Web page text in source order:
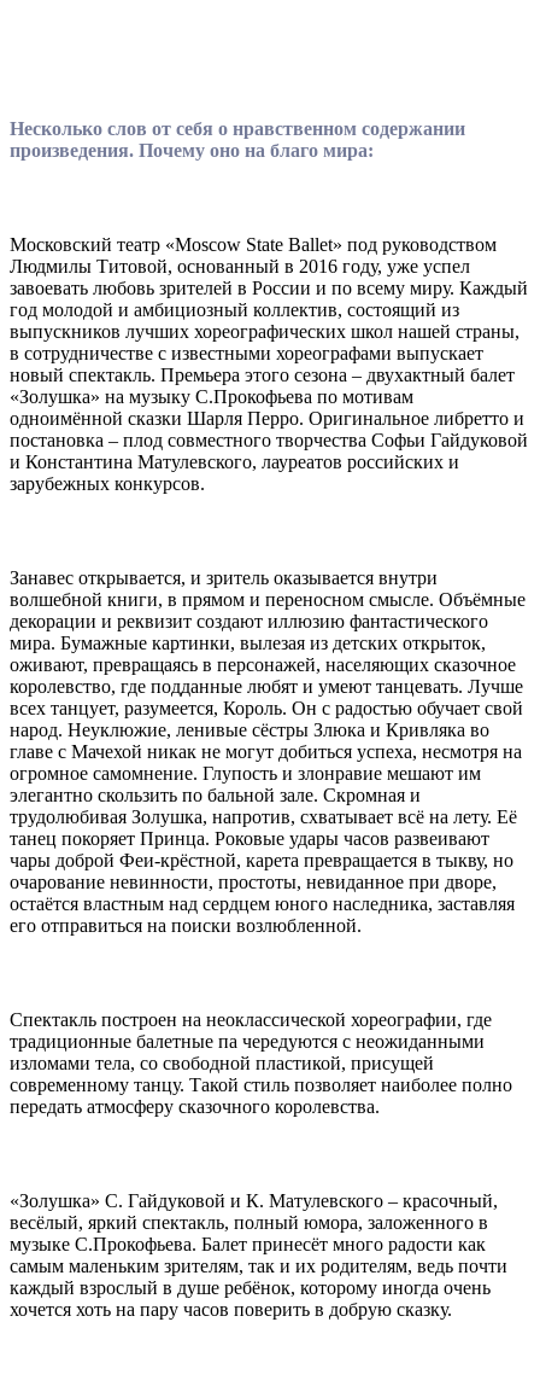
Несколько слов от себя о нравственном содержании
произведения. Почему оно на благо мира:
Московский театр «Moscow State Ballet» под руководством
Людмилы Титовой, основанный в 2016 году, уже успел
завоевать любовь зрителей в России и по всему миру. Каждый
год молодой и амбициозный коллектив, состоящий из
выпускников лучших хореографических школ нашей страны,
в сотрудничестве с известными хореографами выпускает
новый спектакль. Премьера этого сезона – двухактный балет
«Золушка» на музыку С.Прокофьева по мотивам
одноимённой сказки Шарля Перро. Оригинальное либретто и
постановка – плод совместного творчества Софьи Гайдуковой
и Константина Матулевского, лауреатов российских и
зарубежных конкурсов.
Занавес открывается, и зритель оказывается внутри
волшебной книги, в прямом и переносном смысле. Объёмные
декорации и реквизит создают иллюзию фантастического
мира. Бумажные картинки, вылезая из детских открыток,
оживают, превращаясь в персонажей, населяющих сказочное
королевство, где подданные любят и умеют танцевать. Лучше
всех танцует, разумеется, Король. Он с радостью обучает свой
народ. Неуклюжие, ленивые сёстры Злюка и Кривляка во
главе с Мачехой никак не могут добиться успеха, несмотря на
огромное самомнение. Глупость и злонравие мешают им
элегантно скользить по бальной зале. Скромная и
трудолюбивая Золушка, напротив, схватывает всё на лету. Её
танец покоряет Принца. Роковые удары часов развеивают
чары доброй Феи-крёстной, карета превращается в тыкву, но
очарование невинности, простоты, невиданное при дворе,
остаётся властным над сердцем юного наследника, заставляя
его отправиться на поиски возлюбленной.
Спектакль построен на неоклассической хореографии, где
традиционные балетные па чередуются с неожиданными
изломами тела, со свободной пластикой, присущей
современному танцу. Такой стиль позволяет наиболее полно
передать атмосферу сказочного королевства.
«Золушка» С. Гайдуковой и К. Матулевского – красочный,
весёлый, яркий спектакль, полный юмора, заложенного в
музыке С.Прокофьева. Балет принесёт много радости как
самым маленьким зрителям, так и их родителям, ведь почти
каждый взрослый в душе ребёнок, которому иногда очень
хочется хоть на пару часов поверить в добрую сказку.